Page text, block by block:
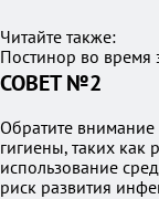
Читайте также:
Постинор во
СОВЕТ №2
Обратите
гигиены, таких как
использование
риск развития